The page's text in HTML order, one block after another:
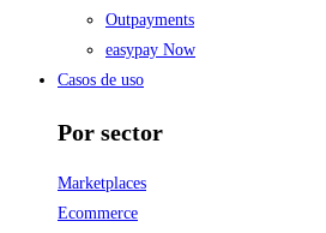
Outpayments
easypay Now
Casos de uso
Por sector
Marketplaces
Ecommerce